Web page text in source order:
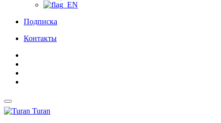
Подписка
Контакты
Turan